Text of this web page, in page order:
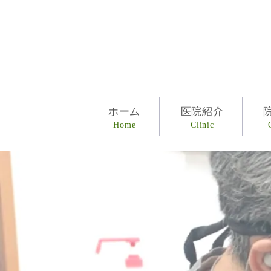
ホーム
Home
医院紹介
Clinic